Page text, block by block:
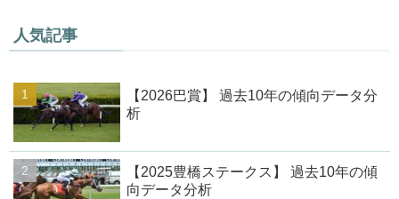
人気記事
【2026巴賞】 過去10年の傾向データ分
析
【2025豊橋ステークス】 過去10年の傾
向データ分析